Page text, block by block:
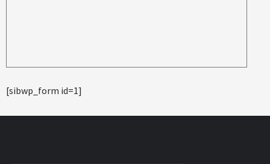
[sibwp_form id=1]